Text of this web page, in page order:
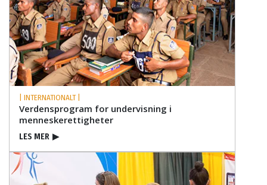
| INTERNATIONALT |
Verdensprogram for undervisning i
menneskerettigheter
LES MER ▶